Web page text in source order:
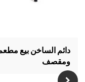
دائم الساخن بيع
ومقصف